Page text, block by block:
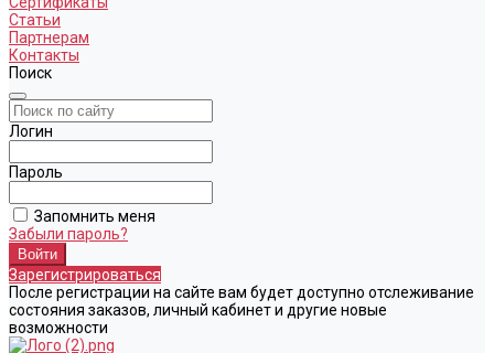
Статьи
Партнерам
Контакты
Поиск
Логин
Пароль
Запомнить меня
Забыли пароль?
Зарегистрироваться
После регистрации на сайте вам будет доступно отслеживание
состояния заказов, личный кабинет и другие новые
возможности